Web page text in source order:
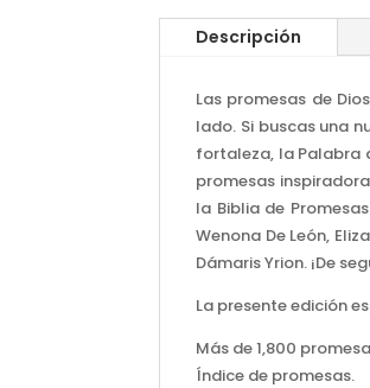
Descripción
Las promesas de
lado. Si buscas una
fortaleza, la Palabra
promesas
la Biblia de
Wenona De León,
Dámaris Yrion. ¡De
La presente edición
Más de 1,800
Índice de promesas.